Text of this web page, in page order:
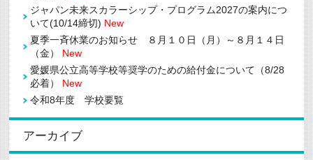
ジャパン未来スカラーシップ・プログラム2027の案内につ
いて(10/14締切) New
夏季一斉休業のお知らせ ８月１０日（月）～８月１４日
（金） New
愛媛県公立高等学校等奨学のための給付金について（8/28
必着） New
令和8年度 学校要覧
アーカイブ